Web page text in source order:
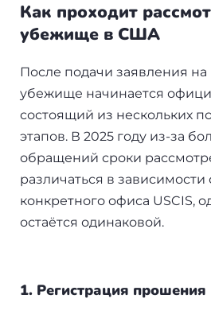
Как проходит
убежище в США
После подачи заявления на
убежище начинается
состоящий из нескольких
этапов. В 2025 году из-за
обращений сроки
различаться в зависимости
конкретного офиса USCIS,
остаётся одинаковой.
1. Регистрация прошения